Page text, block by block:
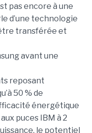
pas encore à une
d’une technologie
transférée et
avant une
reposant
50 % de
énergétique
puces IBM à 2
le potentiel